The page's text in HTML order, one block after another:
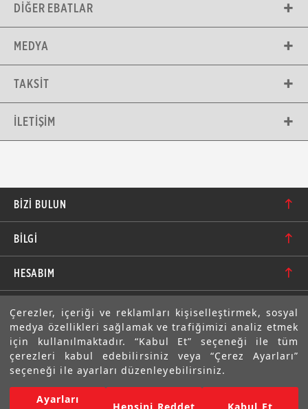
Çerezler, içeriği ve reklamları kişiselleştirmek, sosyal
medya özellikleri sağlamak ve trafiğimizi analiz etmek
için kullanılmaktadır. “Kabul Et” seçeneği ile tüm
çerezleri kabul edebilirsiniz veya “Çerez Ayarları”
seçeneği ile ayarları düzenleyebilirsiniz.
Ayarları
Hepsini Reddet Kabul Et
DIĞER EBATLAR
MEDYA
TAKSIT
İLETIŞIM
BIZI BULUN
bilgi@motolastik.com
+90 549 549 66 86
+90 232 462 08 42
BİLGİ
Banka Hesap Numaraları
Teknik Bilgi
Sıkça Sorulan Sorular
Gizlilik Bildirimi ve Güvenlik
HESABIM
Siparişler
Adresler
Üyelik Bilgilerim
E-BÜLTEN
Abone olarak aramıza katılın. Avantajlardan ve indirimlerden
ilk sizin haberiniz olsun!
Copyright © 2022 Motolastik. Tüm Hakkı Saklıdır.